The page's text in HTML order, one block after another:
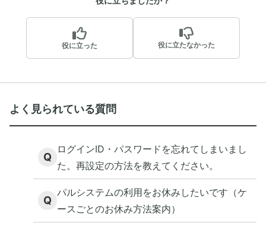
役に立った 役に立たなかった
よく見られている質問
Q
ログインID・パスワードを忘れてしまいまし
た。再設定の方法を教えてください。
Q
パルシステムの利用をお休みしたいです（ケ
ースごとのお休み方法案内）